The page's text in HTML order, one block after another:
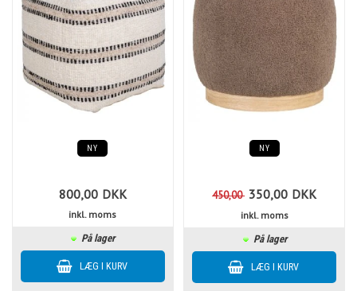
NY
800,00 DKK
inkl. moms
På lager
NY
450,00 350,00 DKK
inkl. moms
På lager